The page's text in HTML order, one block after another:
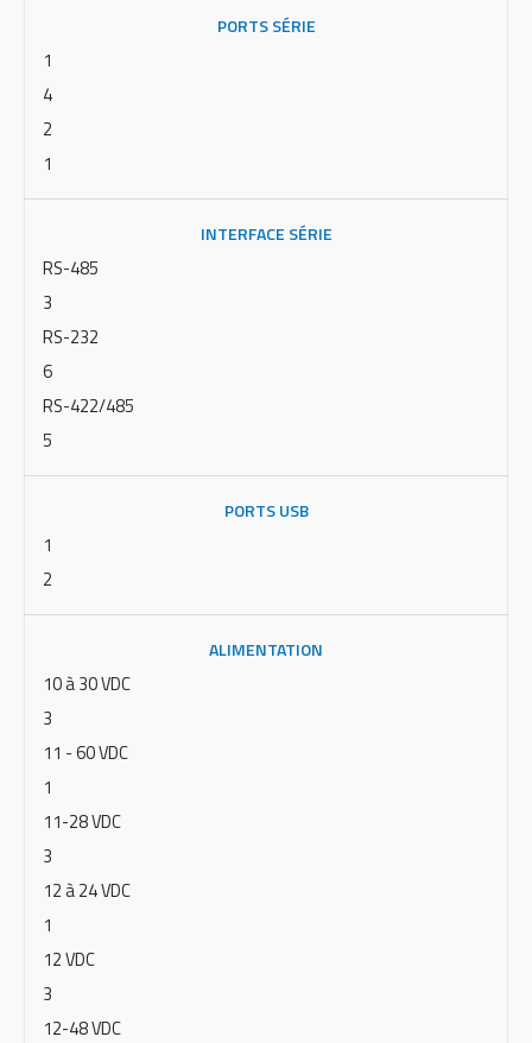
PORTS SÉRIE
1
4
2
1
INTERFACE SÉRIE
RS-485
3
RS-232
6
RS-422/485
5
PORTS USB
1
2
ALIMENTATION
10 à 30 VDC
3
11 - 60 VDC
1
11-28 VDC
3
12 à 24 VDC
1
12 VDC
3
12-48 VDC